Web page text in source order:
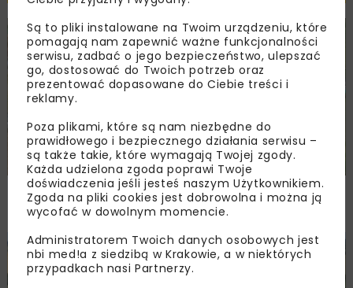
DROGI INWESTYCJE WIADOMOŚCI
Remont nawierzchni na węzłach A4.
Przetarg obejmuje pięć węzłów
DROGI INWESTYCJE WIADOMOŚCI
Są to pliki instalowane na Twoim urządzeniu, które
pomagają nam zapewnić ważne funkcjonalności
serwisu, zadbać o jego bezpieczeństwo, ulepszać
go, dostosować do Twoich potrzeb oraz
prezentować dopasowane do Ciebie treści i
reklamy.
Poza plikami, które są nam niezbędne do
prawidłowego i bezpiecznego działania serwisu –
są także takie, które wymagają Twojej zgody.
Każda udzielona zgoda poprawi Twoje
doświadczenia jeśli jesteś naszym Użytkownikiem.
Zgoda na pliki cookies jest dobrowolna i można ją
wycofać w dowolnym momencie.
Administratorem Twoich danych osobowych jest
nbi med!a z siedzibą w Krakowie, a w niektórych
przypadkach nasi Partnerzy.